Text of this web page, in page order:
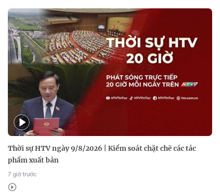
Thời sự HTV ngày 9/8/2026 | Kiểm soát chặt chẽ các tác
phẩm xuất bản
7 giờ trước